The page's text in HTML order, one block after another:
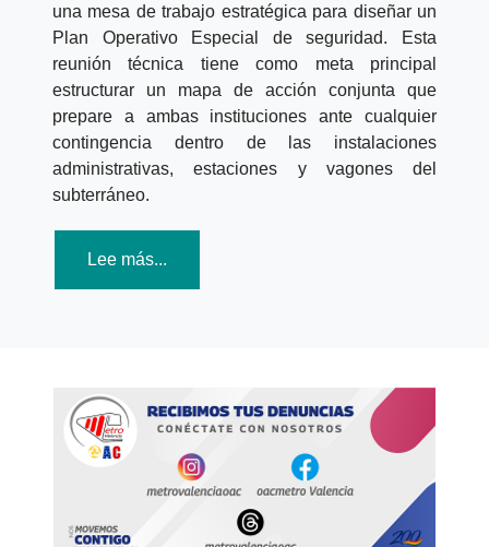
una mesa de trabajo estratégica para diseñar un
Plan Operativo Especial de seguridad. Esta
reunión técnica tiene como meta principal
estructurar un mapa de acción conjunta que
prepare a ambas instituciones ante cualquier
contingencia dentro de las instalaciones
administrativas, estaciones y vagones del
subterráneo.
Lee más...